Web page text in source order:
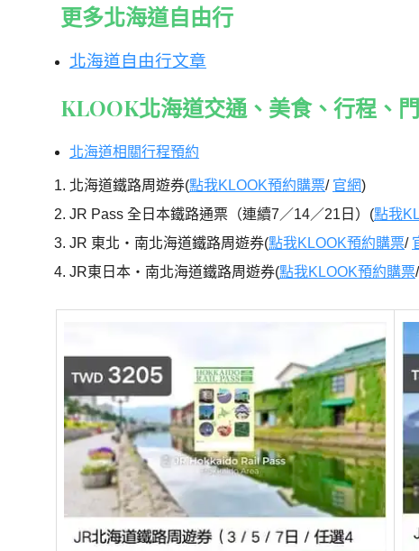
更多北海道自由行
北海道自由行文章
KLOOK北海道交通、美食、行程、
北海道相關行程預約
北海道鐵路周遊券(點我KLOOK預約購票/ 官網)
JR Pass 全日本鐵路通票（連續7／14／21日）(點我
JR 東北・南北海道鐵路周遊券(點我KLOOK預約購票/
JR東日本・南北海道鐵路周遊券(點我KLOOK預約購票/